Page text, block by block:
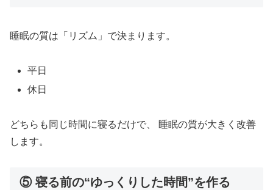
睡眠の質は「リズム」で決まります。
平日
休日
どちらも同じ時間に寝るだけで、 睡眠の質が大きく改善
します。
⑤ 寝る前の“ゆっくりした時間”を作る